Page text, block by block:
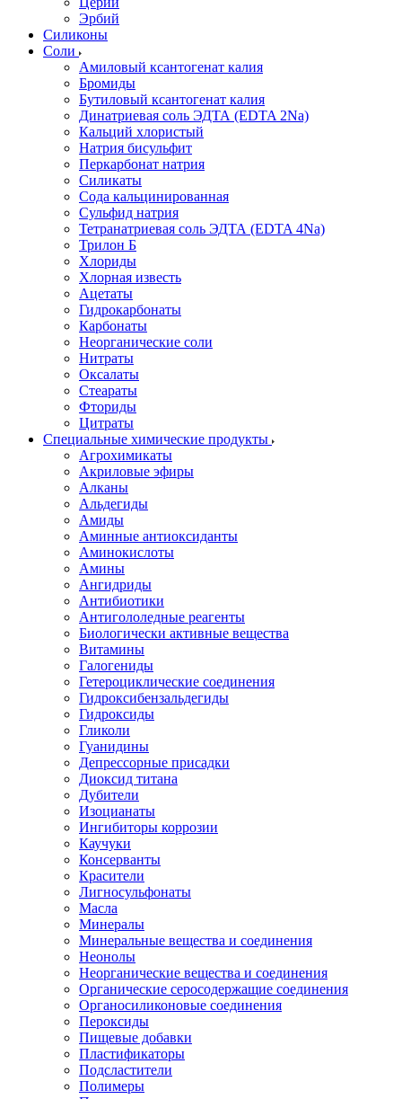
Эрбий
Силиконы
Соли
Амиловый ксантогенат калия
Бромиды
Бутиловый ксантогенат калия
Динатриевая соль ЭДТА (EDTA 2Na)
Кальций хлористый
Натрия бисульфит
Перкарбонат натрия
Силикаты
Сода кальцинированная
Сульфид натрия
Тетранатриевая соль ЭДТА (EDTA 4Na)
Трилон Б
Хлориды
Хлорная известь
Ацетаты
Гидрокарбонаты
Карбонаты
Неорганические соли
Нитраты
Оксалаты
Стеараты
Фториды
Цитраты
Специальные химические продукты
Агрохимикаты
Акриловые эфиры
Алканы
Альдегиды
Амиды
Аминные антиоксиданты
Аминокислоты
Амины
Ангидриды
Антибиотики
Антигололедные реагенты
Биологически активные вещества
Витамины
Галогениды
Гетероциклические соединения
Гидроксибензальдегиды
Гидроксиды
Гликоли
Гуанидины
Депрессорные присадки
Диоксид титана
Дубители
Изоцианаты
Ингибиторы коррозии
Каучуки
Консерванты
Красители
Лигносульфонаты
Масла
Минералы
Минеральные вещества и соединения
Неонолы
Неорганические вещества и соединения
Органические серосодержащие соединения
Органосиликоновые соединения
Пероксиды
Пищевые добавки
Пластификаторы
Подсластители
Полимеры